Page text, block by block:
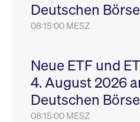
Deutschen Börse
08:15:00 MESZ
Neue ETF und
4. August 2026
Deutschen Börse
08:15:00 MESZ